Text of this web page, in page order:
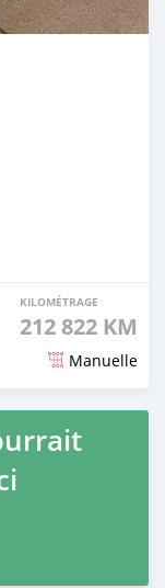
KILOMÉTRAGE
212 822 KM
Manuelle